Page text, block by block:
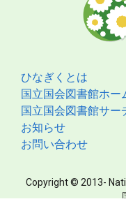
ひなぎくとは
国立国会図書館ホー
国立国会図書館サー
お知らせ
お問い合わせ
Copyright © 2013-